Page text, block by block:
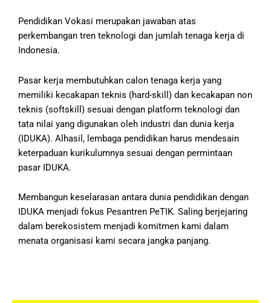
Pendidikan Vokasi merupakan jawaban atas
perkembangan tren teknologi dan jumlah tenaga kerja di
Indonesia.
Pasar kerja membutuhkan calon tenaga kerja yang
memiliki kecakapan teknis (hard-skill) dan kecakapan non
teknis (softskill) sesuai dengan platform teknologi dan
tata nilai yang digunakan oleh industri dan dunia kerja
(IDUKA). Alhasil, lembaga pendidikan harus mendesain
keterpaduan kurikulumnya sesuai dengan permintaan
pasar IDUKA.
Membangun keselarasan antara dunia pendidikan dengan
IDUKA menjadi fokus Pesantren PeTIK. Saling berjejaring
dalam berekosistem menjadi komitmen kami dalam
menata organisasi kami secara jangka panjang.